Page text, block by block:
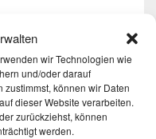
wir Technologien wie
und/oder darauf
können wir Daten
dieser Website verarbeiten.
zurückziehst, können
werden.
andere